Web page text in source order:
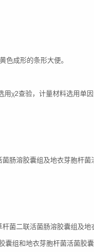
色成形的条形大便。
χ2查验，计量材料选用单
肠溶胶囊组及地衣芽胞杆菌
菌二联活菌肠溶胶囊组及
囊组和地衣芽胞杆菌活菌胶